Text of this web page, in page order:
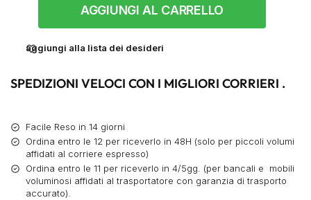
AGGIUNGI AL CARRELLO
aggiungi alla lista dei desideri
SPEDIZIONI VELOCI CON I MIGLIORI CORRIERI .
Facile Reso in 14 giorni
Ordina entro le 12 per riceverlo in 48H (solo per piccoli volumi
affidati al corriere espresso)
Ordina entro le 11 per riceverlo in 4/5gg. (per bancali e mobili
voluminosi affidati al trasportatore con garanzia di trasporto
accurato).